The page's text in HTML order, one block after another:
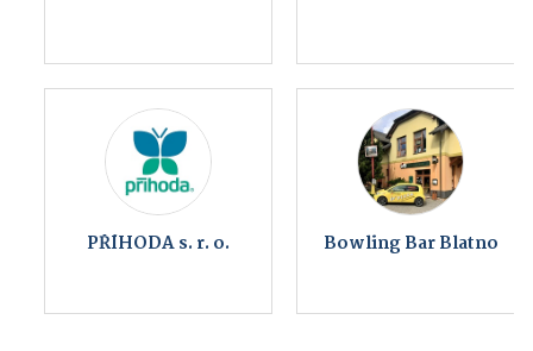
PŘÍHODA s. r. o. Bowling Bar Blatno